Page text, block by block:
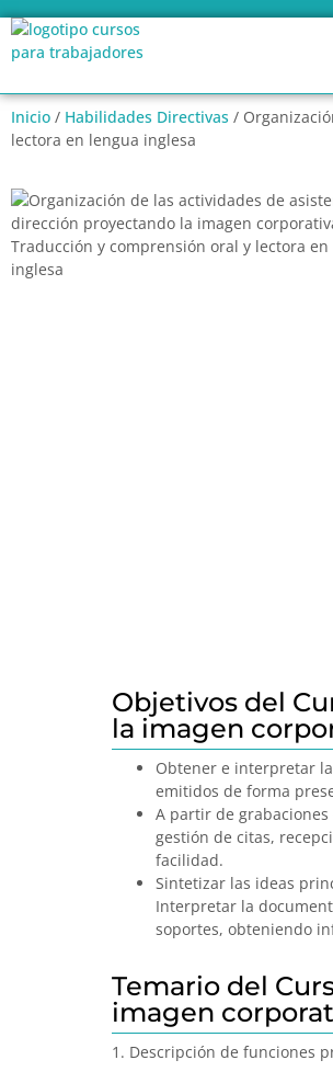
Inicio / Habilidades Directivas /
lectora en lengua inglesa
Objetivos del
la imagen
Obtener e interpretar
emitidos de forma
A partir de
gestión de citas,
facilidad.
Sintetizar las ideas
Interpretar la
soportes, obteniendo
Temario del
imagen
1. Descripción de funciones